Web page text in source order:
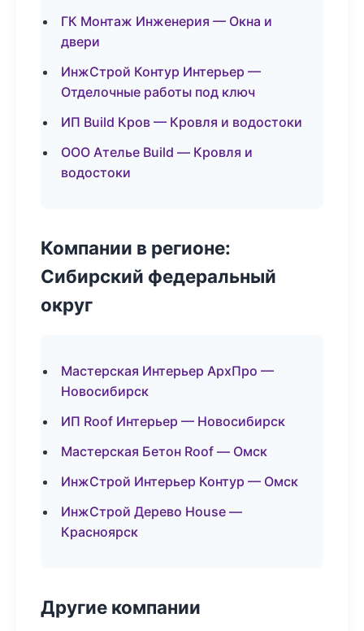
ГК Монтаж Инженерия — Окна и
двери
ИнжСтрой Контур Интерьер —
Отделочные работы под ключ
ИП Build Кров — Кровля и водостоки
ООО Ателье Build — Кровля и
водостоки
Компании в регионе:
Сибирский федеральный
округ
Мастерская Интерьер АрхПро —
Новосибирск
ИП Roof Интерьер — Новосибирск
Мастерская Бетон Roof — Омск
ИнжСтрой Интерьер Контур — Омск
ИнжСтрой Дерево House —
Красноярск
Другие компании